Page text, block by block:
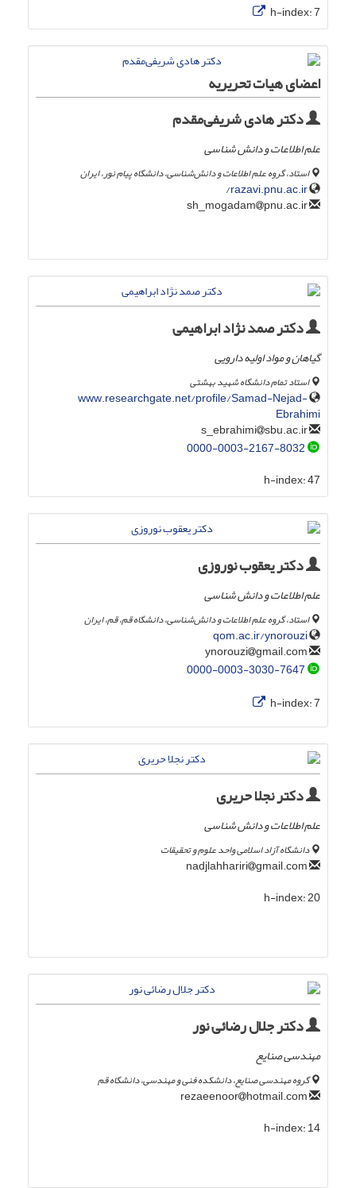
h-index:7
اعضای هیات تحریریه
دکتر هادی شریفی‌مقدم
علم اطلاعات و دانش شناسی
استاد، گروه علم اطلاعات و دانش‌شناسی، دانشگاه پیام نور، ایران
razavi.pnu.ac.ir/
pnu.ac.ir
دکتر صمد نژاد ابراهیمی
گیاهان و مواد اولیه دارویی
استاد تمام دانشگاه شهید بهشتی
www.researchgate.net/profile/Samad-Nejad-
Ebrahimi
sbu.ac.ir
0000-0003-2167-8032
h-index:47
دکتر یعقوب نوروزی
علم اطلاعات و دانش شناسی
استاد، گروه علم اطلاعات و دانش‌شناسی، دانشگاه قم، قم، ایران
qom.ac.ir/ynorouzi
gmail.com
0000-0003-3030-7647
h-index:7
دکتر نجلا حریری
علم اطلاعات و دانش شناسی
دانشگاه آزاد اسلامی واحد علوم و تحقیقات
gmail.com
h-index:20
دکتر جلال رضائی نور
مهندسی صنایع
گروه مهندسی صنایع، دانشکده فنی و مهندسی، دانشگاه قم
hotmail.com
h-index:14